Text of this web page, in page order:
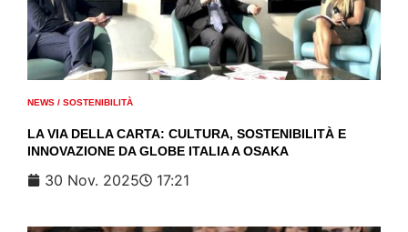
NEWS / SOSTENIBILITÀ
LA VIA DELLA CARTA: CULTURA, SOSTENIBILITÀ E
INNOVAZIONE DA GLOBE ITALIA A OSAKA
30 Nov. 2025 17:21